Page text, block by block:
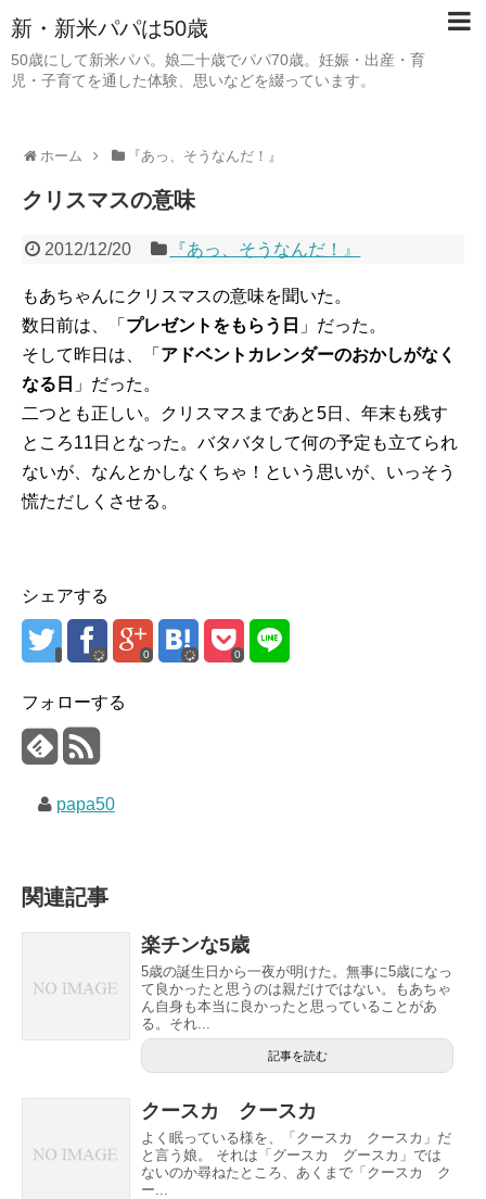
新・新米パパは50歳
50歳にして新米パパ。娘二十歳でパパ70歳。妊娠・出産・育
児・子育てを通した体験、思いなどを綴っています。
ホーム 『あっ、そうなんだ！』
クリスマスの意味
2012/12/20 『あっ、そうなんだ！』
もあちゃんにクリスマスの意味を聞いた。
数日前は、「 プレゼントをもらう日 」だった。
そして昨日は、「 アドベントカレンダーのおかしがなく
なる日 」だった。
二つとも正しい。クリスマスまであと5日、年末も残す
ところ11日となった。バタバタして何の予定も立てられ
ないが、なんとかしなくちゃ！という思いが、いっそう
慌ただしくさせる。
シェアする
0 0
フォローする
papa50
関連記事
楽チンな5歳
5歳の誕生日から一夜が明けた。無事に5歳になっ
て良かったと思うのは親だけではない。もあちゃ
ん自身も本当に良かったと思っていることがあ
る。それ...
記事を読む
クースカ クースカ
よく眠っている様を、「クースカ クースカ」だ
と言う娘。 それは「グースカ グースカ」では
ないのか尋ねたところ、あくまで「クースカ ク
ー...